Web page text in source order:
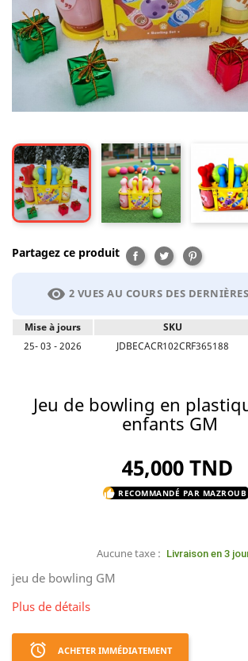
Partagez ce produit Partager
TweetPinterest
visibility 2 VUES AU COURS DES
Mise à jours SKU
25- 03 - 2026 JDBECACR102CRF365188
Jeu de bowling en
enfants GM
45,000 TND
thumb_up RECOMMANDÉ PAR MAZROUB
Aucune taxe : Livraison en 3
jeu de bowling GM
Plus de détails
access_alarm ACHETER IMMÉDIATEMENT